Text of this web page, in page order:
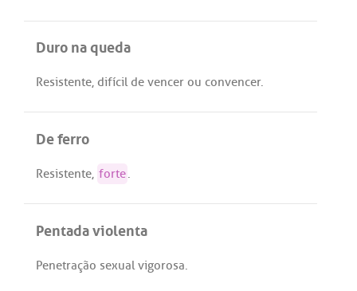
Duro na queda
Resistente, difícil de vencer ou convencer.
De ferro
Resistente, forte.
Pentada violenta
Penetração sexual vigorosa.